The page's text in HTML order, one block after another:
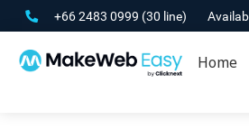
+66 2483 0999 (30 line)
Home